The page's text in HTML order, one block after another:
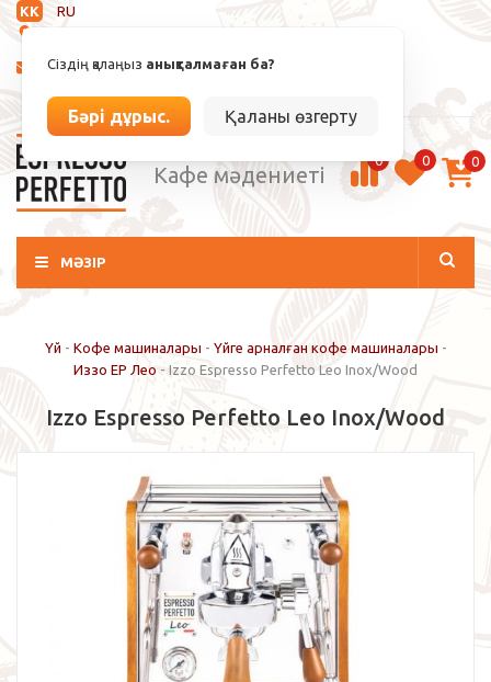
KK
RU
Сіздің қалаңыз анықталмаған ба?
Бәрі дұрыс. Қаланы өзгерту
info@espressoperfetto.kz
Кафе мәдениеті
0 0 0
МӘЗІР
Үй - Кофе машиналары - Үйге арналған кофе машиналары -
Иззо EP Лео - Izzo Espresso Perfetto Leo Inox/Wood
Izzo Espresso Perfetto Leo Inox/Wood